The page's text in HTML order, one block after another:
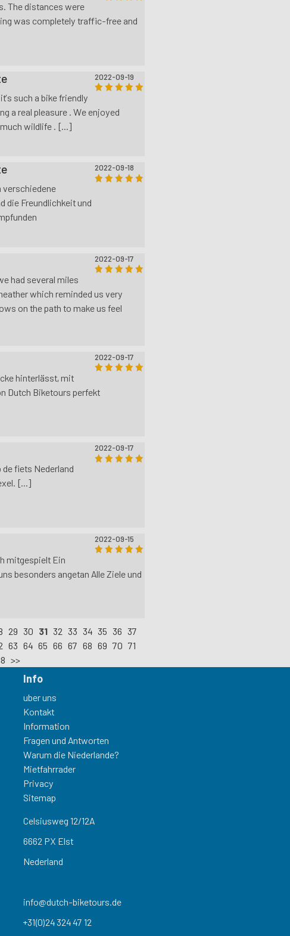
The distances were
was completely traffic-free and
2022-09-19
such a bike friendly
a real pleasure . We enjoyed
wildlife . [...]
2022-09-18
verschiedene
die Freundlichkeit und
2022-09-17
had several miles
which reminded us very
on the path to make us feel
2022-09-17
hinterlässt, mit
Dutch Biketours perfekt
2022-09-17
fiets Nederland
[...]
2022-09-15
mitgespielt Ein
besonders angetan Alle Ziele und
29 30 31 32 33 34 35 36 37
63 64 65 66 67 68 69 70 71
>>
Info
uber uns
Kontakt
Information
Fragen und Antworten
Warum die Niederlande?
Mietfahrrader
Privacy
Sitemap
Celsiusweg 12/12A
6662 PX Elst
Nederland
info@dutch-biketours.de
+31(0)24 324 47 12